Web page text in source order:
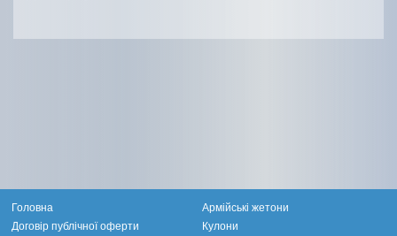
Головна
Договір публічної оферти
Армійські жетони
Кулони